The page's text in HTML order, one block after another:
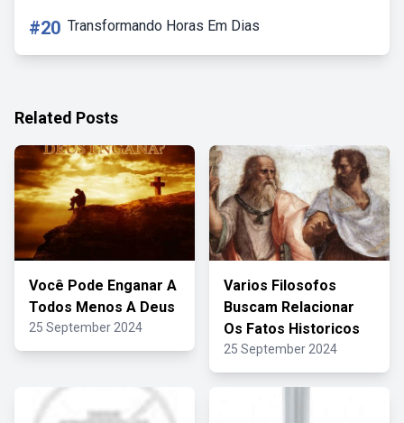
#20 Transformando Horas Em Dias
Related Posts
Você Pode Enganar A
Todos Menos A Deus
25 September 2024
Varios Filosofos
Buscam Relacionar
Os Fatos Historicos
25 September 2024